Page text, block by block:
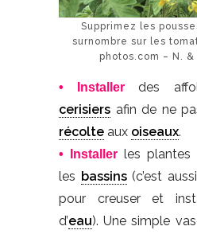
Supprimez les
surnombre sur les
photos.com – N. &
• Installer des
cerisiers afin de ne
récolte aux oiseaux.
• Installer les plantes
les bassins(c’est
pour creuser et
d’eau). Une simple